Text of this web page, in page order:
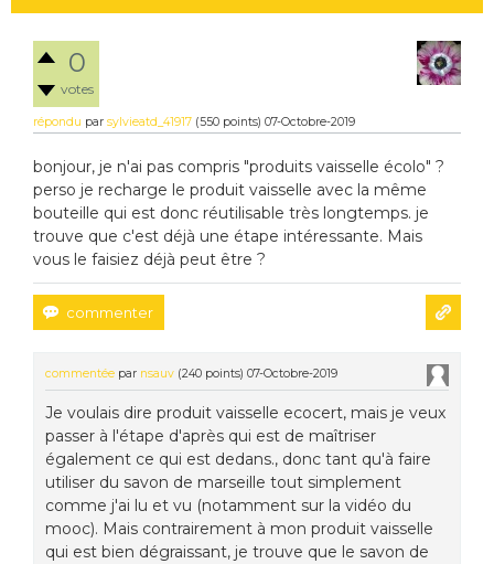
0
votes
répondu par sylvieatd_41917 (550 points) 07-Octobre-2019
bonjour, je n'ai pas compris "produits vaisselle écolo" ?
perso je recharge le produit vaisselle avec la même
bouteille qui est donc réutilisable très longtemps. je
trouve que c'est déjà une étape intéressante. Mais
vous le faisiez déjà peut être ?
commentée par nsauv (240 points) 07-Octobre-2019
Je voulais dire produit vaisselle ecocert, mais je veux
passer à l'étape d'après qui est de maîtriser
également ce qui est dedans., donc tant qu'à faire
utiliser du savon de marseille tout simplement
comme j'ai lu et vu (notamment sur la vidéo du
mooc). Mais contrairement à mon produit vaisselle
qui est bien dégraissant, je trouve que le savon de